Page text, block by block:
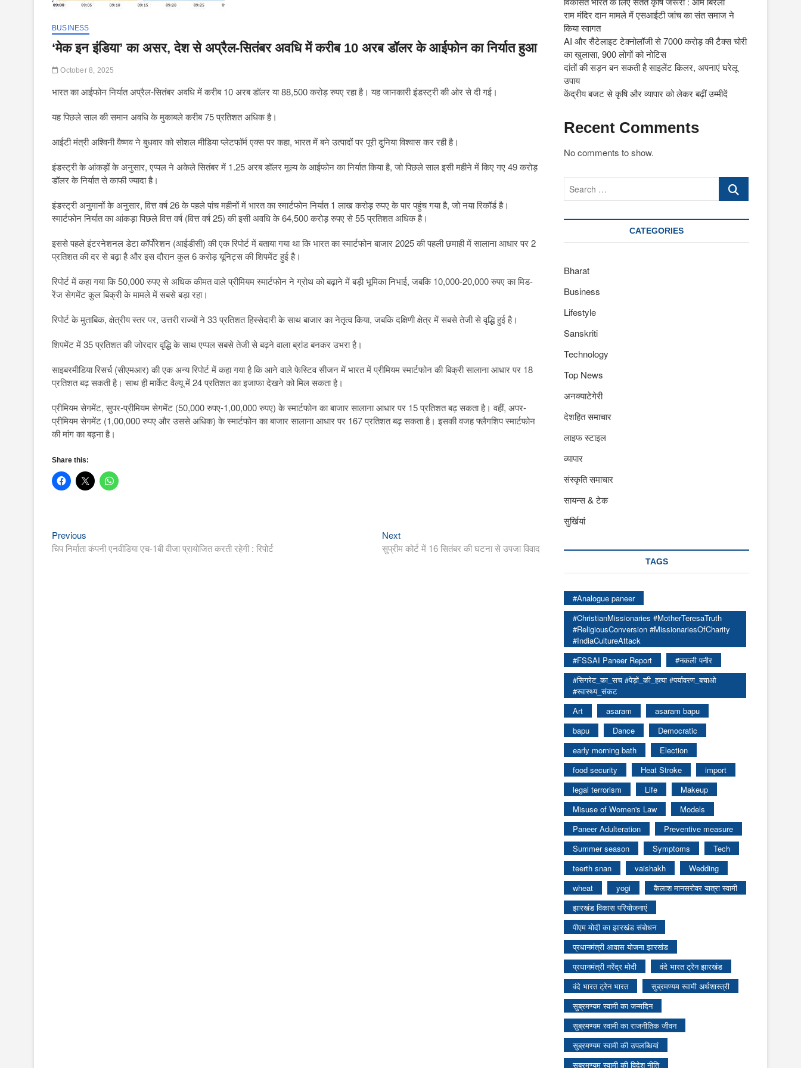
BUSINESS
‘मेक इन इंडिया’ का असर, देश से अप्रैल-सितंबर अवधि में करीब 10 अरब डॉलर के आईफोन का निर्यात हुआ
October 8, 2025
भारत का आईफोन निर्यात अप्रैल-सितंबर अवधि में करीब 10 अरब डॉलर या 88,500 करोड़ रुपए रहा है। यह जानकारी इंडस्ट्री की ओर से दी गई।
यह पिछले साल की समान अवधि के मुकाबले करीब 75 प्रतिशत अधिक है।
आईटी मंत्री अश्विनी वैष्णव ने बुधवार को सोशल मीडिया प्लेटफॉर्म एक्स पर कहा, भारत में बने उत्पादों पर पूरी दुनिया विश्वास कर रही है।
इंडस्ट्री के आंकड़ों के अनुसार, एप्पल ने अकेले सितंबर में 1.25 अरब डॉलर मूल्य के आईफोन का निर्यात किया है, जो पिछले साल इसी महीने में किए गए 49 करोड़
डॉलर के निर्यात से काफी ज्यादा है।
इंडस्ट्री अनुमानों के अनुसार, वित्त वर्ष 26 के पहले पांच महीनों में भारत का स्मार्टफोन निर्यात 1 लाख करोड़ रुपए के पार पहुंच गया है, जो नया रिकॉर्ड है।
स्मार्टफोन निर्यात का आंकड़ा पिछले वित्त वर्ष (वित्त वर्ष 25) की इसी अवधि के 64,500 करोड़ रुपए से 55 प्रतिशत अधिक है।
इससे पहले इंटरनेशनल डेटा कॉर्पोरेशन (आईडीसी) की एक रिपोर्ट में बताया गया था कि भारत का स्मार्टफोन बाजार 2025 की पहली छमाही में सालाना आधार पर 2
प्रतिशत की दर से बढ़ा है और इस दौरान कुल 6 करोड़ यूनिट्स की शिपमेंट हुई है।
रिपोर्ट में कहा गया कि 50,000 रुपए से अधिक कीमत वाले प्रीमियम स्मार्टफोन ने ग्रोथ को बढ़ाने में बड़ी भूमिका निभाई, जबकि 10,000-20,000 रुपए का मिड-
रेंज सेगमेंट कुल बिक्री के मामले में सबसे बड़ा रहा।
रिपोर्ट के मुताबिक, क्षेत्रीय स्तर पर, उत्तरी राज्यों ने 33 प्रतिशत हिस्सेदारी के साथ बाजार का नेतृत्व किया, जबकि दक्षिणी क्षेत्र में सबसे तेजी से वृद्धि हुई है।
शिपमेंट में 35 प्रतिशत की जोरदार वृद्धि के साथ एप्पल सबसे तेजी से बढ़ने वाला ब्रांड बनकर उभरा है।
साइबरमीडिया रिसर्च (सीएमआर) की एक अन्य रिपोर्ट में कहा गया है कि आने वाले फेस्टिव सीजन में भारत में प्रीमियम स्मार्टफोन की बिक्री सालाना आधार पर 18
प्रतिशत बढ़ सकती है। साथ ही मार्केट वैल्यू में 24 प्रतिशत का इजाफा देखने को मिल सकता है।
प्रीमियम सेगमेंट, सुपर-प्रीमियम सेगमेंट (50,000 रुपए-1,00,000 रुपए) के स्मार्टफोन का बाजार सालाना आधार पर 15 प्रतिशत बढ़ सकता है। वहीं, अपर-
प्रीमियम सेगमेंट (1,00,000 रुपए और उससे अधिक) के स्मार्टफोन का बाजार सालाना आधार पर 167 प्रतिशत बढ़ सकता है। इसकी वजह फ्लैगशिप स्मार्टफोन
की मांग का बढ़ना है।
Share this:
Post
navigation
Previous
post:
चिप निर्माता कंपनी एनवीडिया एच-1बी वीजा प्रायोजित करती रहेगी : रिपोर्ट
NextNext
post:
सुप्रीम कोर्ट में 16 सितंबर की घटना से उपजा विवाद
राम मंदिर दान मामले में एसआईटी जांच का संत समाज ने
किया स्वागत
AI और सैटेलाइट टेक्नोलॉजी से 7000 करोड़ की टैक्स चोरी
का खुलासा, 900 लोगों को नोटिस
दांतों की सड़न बन सकती है साइलेंट किलर, अपनाएं घरेलू
उपाय
केंद्रीय बजट से कृषि और व्यापार को लेकर बढ़ीं उम्मीदें
Recent Comments
No comments to show.
Search
CATEGORIES
Bharat
Business
Lifestyle
Sanskriti
Technology
Top News
अनक्याटेगेरी
देशहित समाचार
लाइफ स्टाइल
व्यापार
संस्कृति समाचार
सायन्स & टेक
सुर्खियां
TAGS
#Analogue paneer
#ChristianMissionaries #MotherTeresaTruth
#ReligiousConversion #MissionariesOfCharity
#IndiaCultureAttack
#FSSAI Paneer Report
#नकली पनीर
#सिगरेट_का_सच #पेड़ों_की_हत्या #पर्यावरण_बचाओ
#स्वास्थ्य_संकट
Art
asaram
asaram bapu
bapu
Dance
Democratic
early morning bath
Election
food security
Heat Stroke
import
legal terrorism
Life
Makeup
Misuse of Women's Law
Models
Paneer Adulteration
Preventive measure
Summer season
Symptoms
Tech
teerth snan
vaishakh
Wedding
wheat
yogi
कैलाश मानसरोवर यात्रा स्वामी
झारखंड विकास परियोजनाएं
पीएम मोदी का झारखंड संबोधन
प्रधानमंत्री आवास योजना झारखंड
प्रधानमंत्री नरेंद्र मोदी
वंदे भारत ट्रेन झारखंड
वंदे भारत ट्रेन भारत
सुब्रमण्यम स्वामी अर्थशास्त्री
सुब्रमण्यम स्वामी का जन्मदिन
सुब्रमण्यम स्वामी का राजनीतिक जीवन
सुब्रमण्यम स्वामी की उपलब्धियां
सुब्रमण्यम स्वामी की विदेश नीति